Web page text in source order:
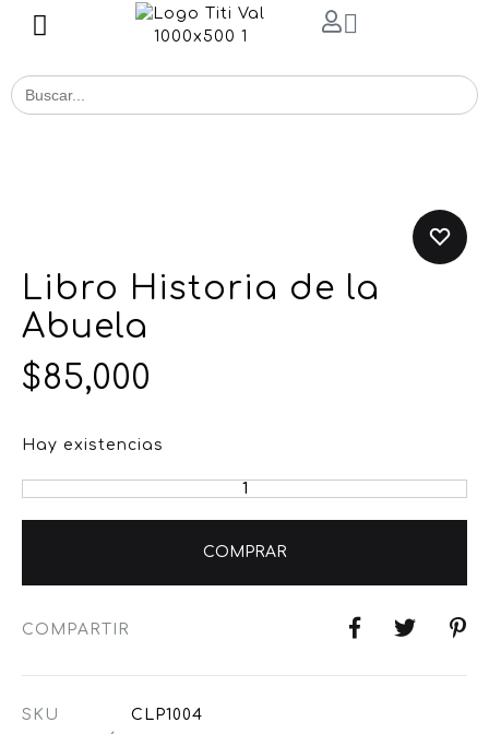
Buscar
for:
Libro Historia de la
Abuela
$85,000
Hay existencias
COMPRAR
COMPARTIR
SKU
CLP1004